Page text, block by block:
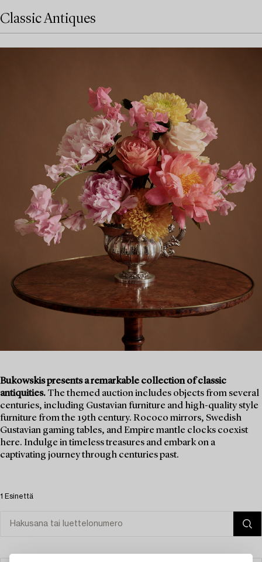
Classic Antiques
Bukowskis presents a remarkable collection of classic
antiquities. The themed auction includes objects from several
centuries, including Gustavian furniture and high-quality style
furniture from the 19th century. Rococo mirrors, Swedish
Gustavian gaming tables, and Empire mantle clocks coexist
here. Indulge in timeless treasures and embark on a
captivating journey through centuries past.
1 Esinettä